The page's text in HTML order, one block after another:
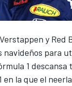
y Red
navideños para
1
en la que el